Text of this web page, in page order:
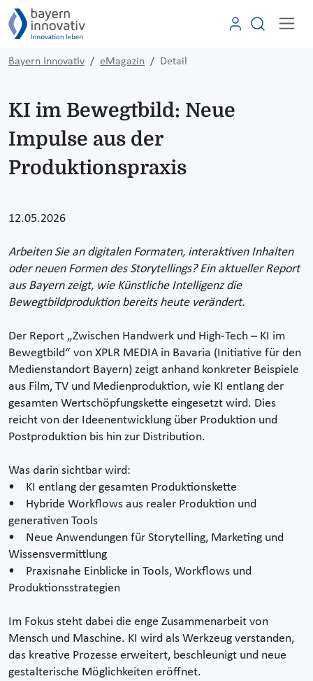
Bayern Innovativ eMagazin Detail
KI im Bewegtbild: Neue
Impulse aus der
Produktionspraxis
12.05.2026
Arbeiten Sie an digitalen Formaten, interaktiven Inhalten
oder neuen Formen des Storytellings? Ein aktueller Report
aus Bayern zeigt, wie Künstliche Intelligenz die
Bewegtbildproduktion bereits heute verändert.
Der Report „Zwischen Handwerk und High-Tech – KI im
Bewegtbild“ von XPLR MEDIA in Bavaria (Initiative für den
Medienstandort Bayern) zeigt anhand konkreter Beispiele
aus Film, TV und Medienproduktion, wie KI entlang der
gesamten Wertschöpfungskette eingesetzt wird. Dies
reicht von der Ideenentwicklung über Produktion und
Postproduktion bis hin zur Distribution.
Was darin sichtbar wird:
• KI entlang der gesamten Produktionskette
• Hybride Workflows aus realer Produktion und
generativen Tools
• Neue Anwendungen für Storytelling, Marketing und
Wissensvermittlung
• Praxisnahe Einblicke in Tools, Workflows und
Produktionsstrategien
Im Fokus steht dabei die enge Zusammenarbeit von
Mensch und Maschine. KI wird als Werkzeug verstanden,
das kreative Prozesse erweitert, beschleunigt und neue
gestalterische Möglichkeiten eröffnet.